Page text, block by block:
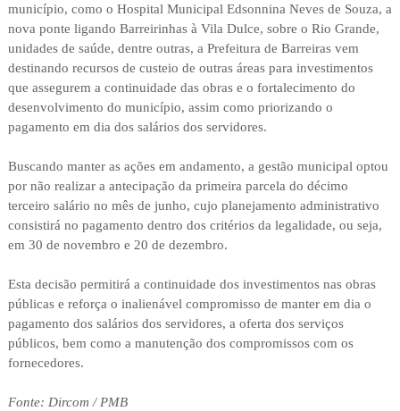
município, como o Hospital Municipal Edsonnina Neves de Souza, a
nova ponte ligando Barreirinhas à Vila Dulce, sobre o Rio Grande,
unidades de saúde, dentre outras, a Prefeitura de Barreiras vem
destinando recursos de custeio de outras áreas para investimentos
que assegurem a continuidade das obras e o fortalecimento do
desenvolvimento do município, assim como priorizando o
pagamento em dia dos salários dos servidores.
Buscando manter as ações em andamento, a gestão municipal optou
por não realizar a antecipação da primeira parcela do décimo
terceiro salário no mês de junho, cujo planejamento administrativo
consistirá no pagamento dentro dos critérios da legalidade, ou seja,
em 30 de novembro e 20 de dezembro.
Esta decisão permitirá a continuidade dos investimentos nas obras
públicas e reforça o inalienável compromisso de manter em dia o
pagamento dos salários dos servidores, a oferta dos serviços
públicos, bem como a manutenção dos compromissos com os
fornecedores.
Fonte: Dircom / PMB